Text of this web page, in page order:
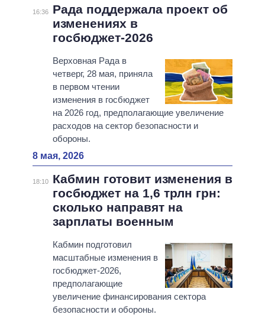
16:36
Рада поддержала проект об
изменениях в
госбюджет-2026
Верховная Рада в
четверг, 28 мая, приняла
в первом чтении
изменения в госбюджет
на 2026 год, предполагающие увеличение
расходов на сектор безопасности и
обороны.
8 мая, 2026
18:10
Кабмин готовит изменения в
госбюджет на 1,6 трлн грн:
сколько направят на
зарплаты военным
Кабмин подготовил
масштабные изменения в
госбюджет-2026,
предполагающие
увеличение финансирования сектора
безопасности и обороны.